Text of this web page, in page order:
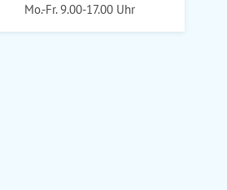
Mo.-Fr. 9.00-17.00 Uhr